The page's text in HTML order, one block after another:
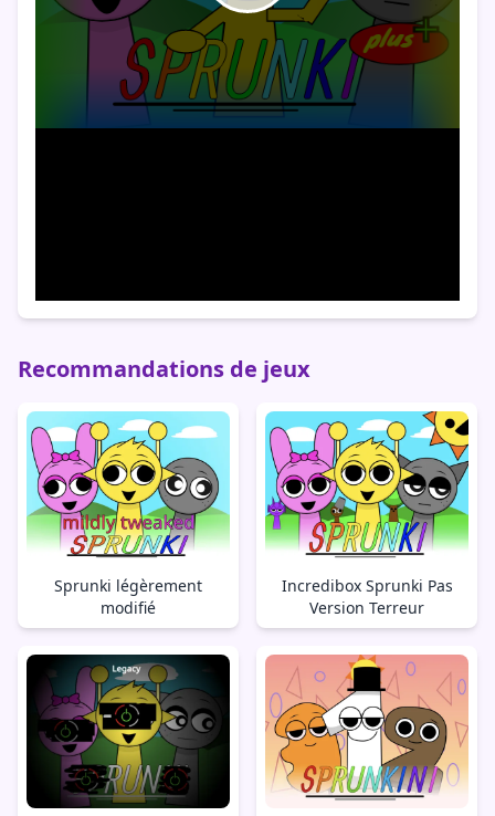
Recommandations de jeux
Sprunki légèrement
modifié
Incredibox Sprunki Pas
Version Terreur